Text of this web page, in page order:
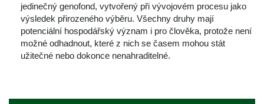
jedinečný genofond, vytvořený při vývojovém procesu jako
výsledek přirozeného výběru. Všechny druhy mají
potenciální hospodářský význam i pro člověka, protože není
možné odhadnout, které z nich se časem mohou stát
užitečné nebo dokonce nenahraditelné.